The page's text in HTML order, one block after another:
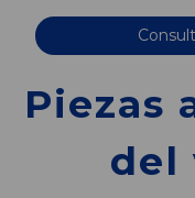
Piezas
del